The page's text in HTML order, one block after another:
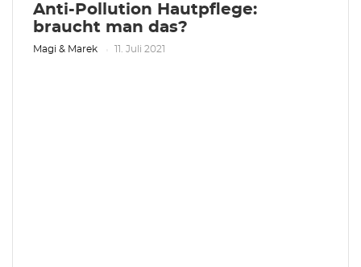
Anti-Pollution Hautpflege:
braucht man das?
Magi & Marek 11. Juli 2021